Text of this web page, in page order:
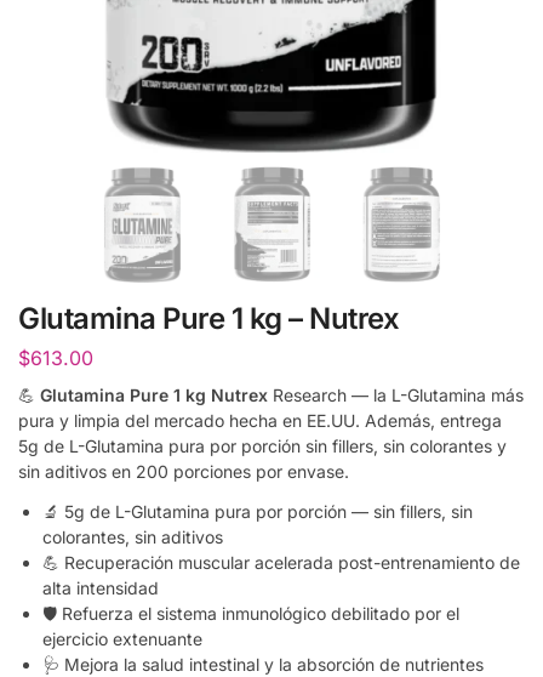
Glutamina Pure 1 kg – Nutrex
$613.00
💪 Glutamina Pure 1 kg Nutrex Research — la L-Glutamina más
pura y limpia del mercado hecha en EE.UU. Además, entrega
5g de L-Glutamina pura por porción sin fillers, sin colorantes y
sin aditivos en 200 porciones por envase.
🔬 5g de L-Glutamina pura por porción — sin fillers, sin
colorantes, sin aditivos
💪 Recuperación muscular acelerada post-entrenamiento de
alta intensidad
🛡️ Refuerza el sistema inmunológico debilitado por el
ejercicio extenuante
🩺 Mejora la salud intestinal y la absorción de nutrientes